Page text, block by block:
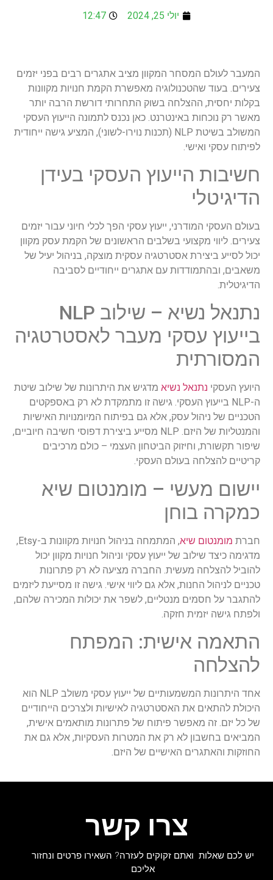
יולי 25, 2024 12:47
המעבר לעולם המסחר המקוון מציב אתגרים רבים בפני יזמים
צעירים. בעוד שהטכנולוגיה מאפשרת הקמת חנויות מקוונות
בקלות יחסית, ההצלחה בשוק התחרותי דורשת הרבה יותר
מאשר רק נוכחות באינטרנט. כאן נכנס לתמונה הייעוץ העסקי
המשולב בשיטת NLP (תכנות נוירו-לשוני), המציע גישה ייחודית
לפיתוח עסקי ואישי.
חשיבות הייעוץ העסקי בעידן
הדיגיטלי
בעולם העסקי המודרני, ייעוץ עסקי הפך לכלי חיוני עבור יזמים
צעירים. ליווי מקצועי בשלבים הראשונים של הקמת עסק מקוון
יכול לסייע ביצירת אסטרטגיה עסקית מוצקה, בניהול יעיל של
משאבים, ובהתמודדות עם אתגרים ייחודיים לסביבה
הדיגיטלית.
נתנאל נשיא – שילוב NLP
בייעוץ עסקי מעבר לאסטרטגיה
המסורתית
היועץ העסקי נתנאל נשיא מדגיש את היתרונות של שילוב שיטת
ה-NLP בייעוץ העסקי. גישה זו מתמקדת לא רק באספקטים
הטכניים של ניהול עסק, אלא גם בפיתוח המיומנויות האישיות
והמנטליות של היזם. NLP מסייע ביצירת דפוסי חשיבה חיוביים,
שיפור תקשורת, וחיזוק הביטחון העצמי – כולם מרכיבים
קריטיים להצלחה בעולם העסקי.
יישום מעשי – מומנטום שיא
כמקרה בוחן
חברת מומנטום שיא
, המתמחה בניהול חנויות מקוונות ב-Etsy,
מדגימה כיצד שילוב של ייעוץ עסקי וניהול חנויות מקוון יכול
להוביל להצלחה מעשית. החברה מציעה לא רק פתרונות
טכניים לניהול החנות, אלא גם ליווי אישי. גישה זו מסייעת ליזמים
להתגבר על חסמים מנטליים, לשפר את יכולות המכירה שלהם,
ולפתח גישה יזמית חזקה.
התאמה אישית: המפתח
להצלחה
אחד היתרונות המשמעותיים של ייעוץ עסקי משולב NLP הוא
היכולת להתאים את האסטרטגיה לאישיות ולצרכים הייחודיים
של כל יזם. זה מאפשר פיתוח של פתרונות מותאמים אישית,
המביאים בחשבון לא רק את המטרות העסקיות, אלא גם את
החוזקות והאתגרים האישיים של היזם.
צרו קשר
יש לכם שאלות ואתם זקוקים לעזרה? השאירו פרטים ונחזור
אליכם